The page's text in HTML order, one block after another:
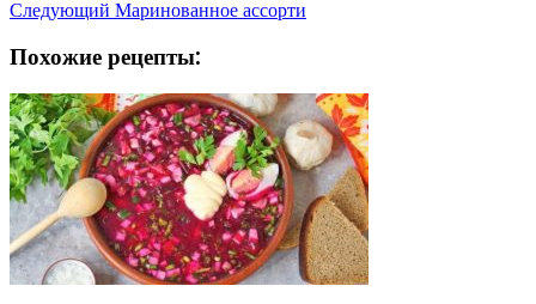
Следующий Маринованное ассорти
Похожие рецепты: